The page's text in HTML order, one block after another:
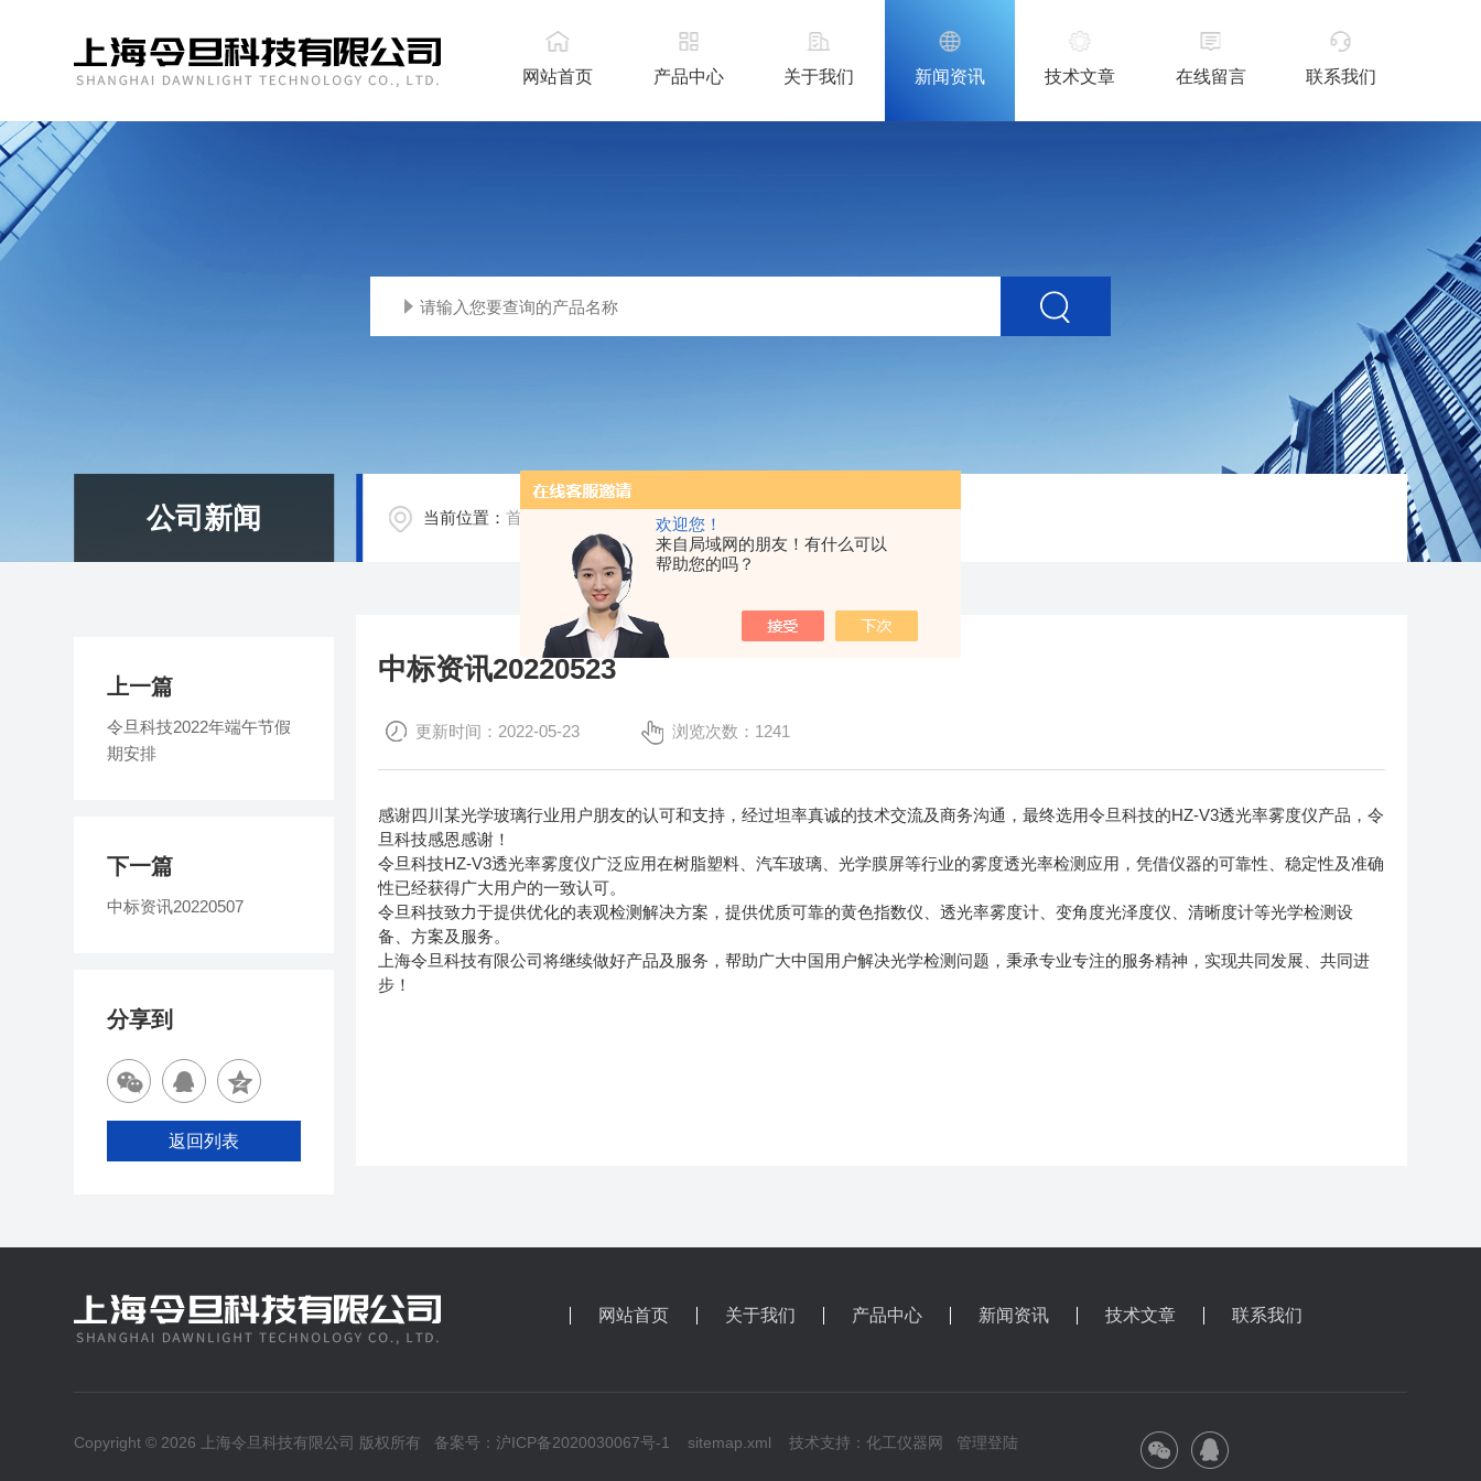
欢迎您！
来自局域网的朋友！有什么可以
帮助您的吗？
网站首页 产品中心 关于我们 新闻资讯 技术文章 在线留言 联系我们
公司新闻 当前位置：首页 / 中标资讯20220523
中标资讯20220523
更新时间：2022-05-23 浏览次数：1241
感谢四川某光学玻璃行业用户朋友的认可和支持，经过坦率真诚的技术交流及商务沟通，最终选用令旦科技的HZ-V3透光率雾度仪产品，令
旦科技感恩感谢！
令旦科技HZ-V3透光率雾度仪广泛应用在树脂塑料、汽车玻璃、光学膜屏等行业的雾度透光率检测应用，凭借仪器的可靠性、稳定性及准确
性已经获得广大用户的一致认可。
令旦科技致力于提供优化的表观检测解决方案，提供优质可靠的黄色指数仪、透光率雾度计、变角度光泽度仪、清晰度计等光学检测设
备、方案及服务。
上海令旦科技有限公司将继续做好产品及服务，帮助广大中国用户解决光学检测问题，秉承专业专注的服务精神，实现共同发展、共同进
步！
上一篇
令旦科技2022年端午节假
期安排
下一篇
中标资讯20220507
分享到
返回列表
网站首页 关于我们 产品中心 新闻资讯 技术文章 联系我们
Copyright © 2026 上海令旦科技有限公司 版权所有 备案号：沪ICP备2020030067号-1 sitemap.xml 技术支持：化工仪器网 管理登陆